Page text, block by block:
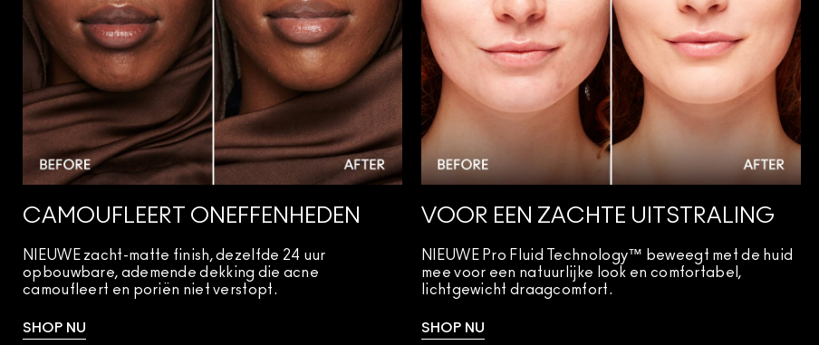
CAMOUFLEERT ONEFFENHEDEN
NIEUWE zacht-matte finish, dezelfde 24 uur
opbouwbare, ademende dekking die acne
camoufleert en poriën niet verstopt.
SHOP NU
VOOR EEN ZACHTE UITSTRALING
NIEUWE Pro Fluid Technology™ beweegt met de huid
mee voor een natuurlijke look en comfortabel,
lichtgewicht draagcomfort.
SHOP NU